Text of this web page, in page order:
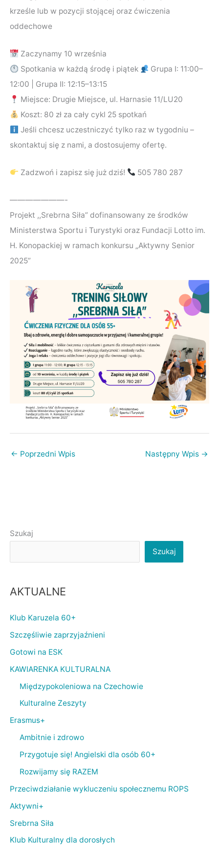
krześle lub w pozycji stojącej oraz ćwiczenia
oddechowe
Zaczynamy 10 września
Spotkania w każdą środę i piątek
Grupa I: 11:00–
12:00 | Grupa II: 12:15–13:15
Miejsce: Drugie Miejsce, ul. Harnasie 11/LU20
Koszt: 80 zł za cały cykl 25 spotkań
Jeśli chcesz uczestniczyć tylko raz w tygodniu –
skontaktuj się z nami, a dostosujemy ofertę.
Zadzwoń i zapisz się już dziś! 505 780 287
———————-
Projekt ,,Srebrna Siła” dofinansowany ze środków
Ministerstwa Sportu i Turystyki oraz Fundacji Lotto im.
H. Konopackiej w ramach konkursu „Aktywny Senior
2025”
← Poprzedni Wpis Następny Wpis →
Szukaj
Szukaj
AKTUALNE
Klub Karuzela 60+
Szczęśliwie zaprzyjaźnieni
Gotowi na ESK
KAWIARENKA KULTURALNA
Międzypokoleniowa na Czechowie
Kulturalne Zeszyty
Erasmus+
Ambitnie i zdrowo
Przygotuje się! Angielski dla osób 60+
Rozwijamy się RAZEM
Przeciwdziałanie wykluczeniu społecznemu ROPS
Aktywni+
Srebrna Siła
Klub Kulturalny dla dorosłych